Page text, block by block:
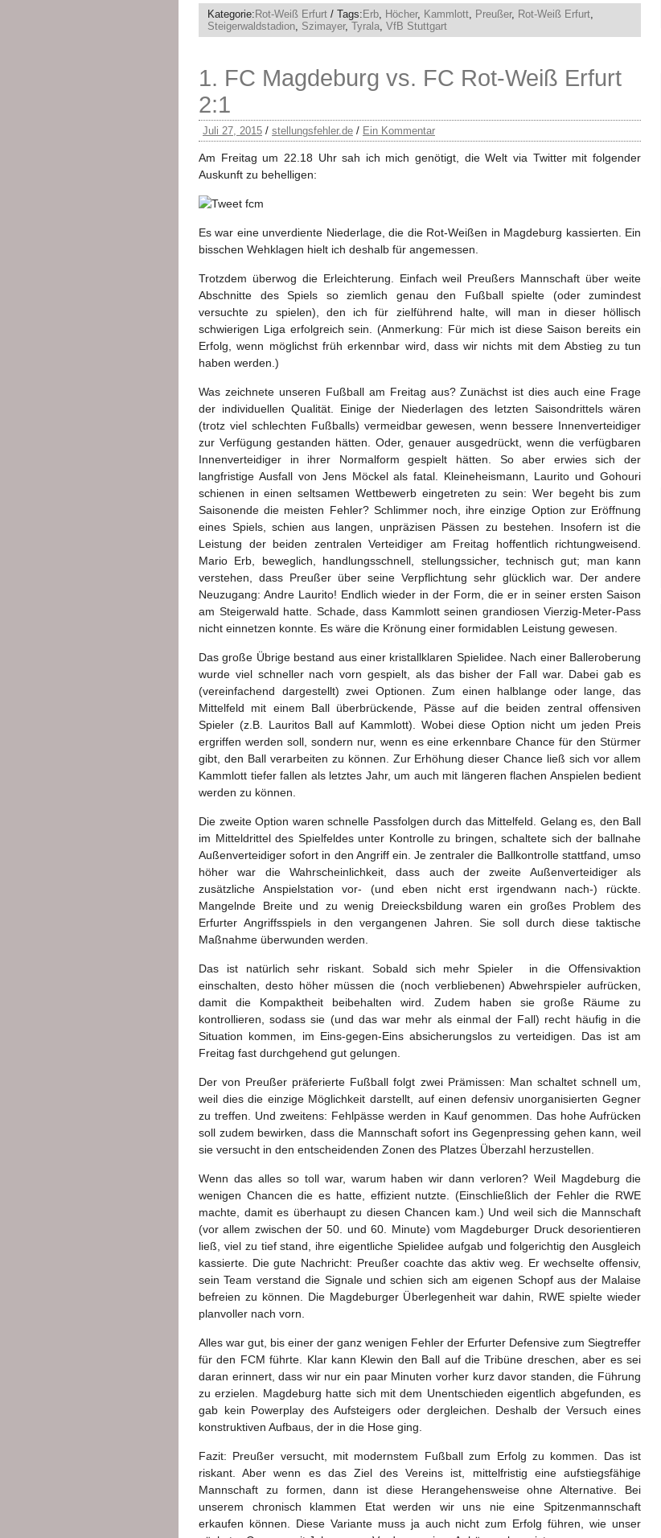
Kategorie: Rot-Weiß Erfurt / Tags: Erb, Höcher, Kammlott, Preußer, Rot-Weiß Erfurt,
Steigerwaldstadion, Szimayer, Tyrala, VfB Stuttgart
1. FC Magdeburg vs. FC Rot-Weiß Erfurt
2:1
Juli 27, 2015 / stellungsfehler.de / Ein Kommentar
Am Freitag um 22.18 Uhr sah ich mich genötigt, die Welt via Twitter mit folgender
Auskunft zu behelligen:
Es war eine unverdiente Niederlage, die die Rot-Weißen in Magdeburg kassierten. Ein
bisschen Wehklagen hielt ich deshalb für angemessen.
Trotzdem überwog die Erleichterung. Einfach weil Preußers Mannschaft über weite
Abschnitte des Spiels so ziemlich genau den Fußball spielte (oder zumindest
versuchte zu spielen), den ich für zielführend halte, will man in dieser höllisch
schwierigen Liga erfolgreich sein. (Anmerkung: Für mich ist diese Saison bereits ein
Erfolg, wenn möglichst früh erkennbar wird, dass wir nichts mit dem Abstieg zu tun
haben werden.)
Was zeichnete unseren Fußball am Freitag aus? Zunächst ist dies auch eine Frage
der individuellen Qualität. Einige der Niederlagen des letzten Saisondrittels wären
(trotz viel schlechten Fußballs) vermeidbar gewesen, wenn bessere Innenverteidiger
zur Verfügung gestanden hätten. Oder, genauer ausgedrückt, wenn die verfügbaren
Innenverteidiger in ihrer Normalform gespielt hätten. So aber erwies sich der
langfristige Ausfall von Jens Möckel als fatal. Kleineheismann, Laurito und Gohouri
schienen in einen seltsamen Wettbewerb eingetreten zu sein: Wer begeht bis zum
Saisonende die meisten Fehler? Schlimmer noch, ihre einzige Option zur Eröffnung
eines Spiels, schien aus langen, unpräzisen Pässen zu bestehen. Insofern ist die
Leistung der beiden zentralen Verteidiger am Freitag hoffentlich richtungweisend.
Mario Erb, beweglich, handlungsschnell, stellungssicher, technisch gut; man kann
verstehen, dass Preußer über seine Verpflichtung sehr glücklich war. Der andere
Neuzugang: Andre Laurito! Endlich wieder in der Form, die er in seiner ersten Saison
am Steigerwald hatte. Schade, dass Kammlott seinen grandiosen Vierzig-Meter-Pass
nicht einnetzen konnte. Es wäre die Krönung einer formidablen Leistung gewesen.
Das große Übrige bestand aus einer kristallklaren Spielidee. Nach einer Balleroberung
wurde viel schneller nach vorn gespielt, als das bisher der Fall war. Dabei gab es
(vereinfachend dargestellt) zwei Optionen. Zum einen halblange oder lange, das
Mittelfeld mit einem Ball überbrückende, Pässe auf die beiden zentral offensiven
Spieler (z.B. Lauritos Ball auf Kammlott). Wobei diese Option nicht um jeden Preis
ergriffen werden soll, sondern nur, wenn es eine erkennbare Chance für den Stürmer
gibt, den Ball verarbeiten zu können. Zur Erhöhung dieser Chance ließ sich vor allem
Kammlott tiefer fallen als letztes Jahr, um auch mit längeren flachen Anspielen bedient
werden zu können.
Die zweite Option waren schnelle Passfolgen durch das Mittelfeld. Gelang es, den Ball
im Mitteldrittel des Spielfeldes unter Kontrolle zu bringen, schaltete sich der ballnahe
Außenverteidiger sofort in den Angriff ein. Je zentraler die Ballkontrolle stattfand, umso
höher war die Wahrscheinlichkeit, dass auch der zweite Außenverteidiger als
zusätzliche Anspielstation vor- (und eben nicht erst irgendwann nach-) rückte.
Mangelnde Breite und zu wenig Dreiecksbildung waren ein großes Problem des
Erfurter Angriffsspiels in den vergangenen Jahren. Sie soll durch diese taktische
Maßnahme überwunden werden.
Das ist natürlich sehr riskant. Sobald sich mehr Spieler in die Offensivaktion
einschalten, desto höher müssen die (noch verbliebenen) Abwehrspieler aufrücken,
damit die Kompaktheit beibehalten wird. Zudem haben sie große Räume zu
kontrollieren, sodass sie (und das war mehr als einmal der Fall) recht häufig in die
Situation kommen, im Eins-gegen-Eins absicherungslos zu verteidigen. Das ist am
Freitag fast durchgehend gut gelungen.
Der von Preußer präferierte Fußball folgt zwei Prämissen: Man schaltet schnell um,
weil dies die einzige Möglichkeit darstellt, auf einen defensiv unorganisierten Gegner
zu treffen. Und zweitens: Fehlpässe werden in Kauf genommen. Das hohe Aufrücken
soll zudem bewirken, dass die Mannschaft sofort ins Gegenpressing gehen kann, weil
sie versucht in den entscheidenden Zonen des Platzes Überzahl herzustellen.
Wenn das alles so toll war, warum haben wir dann verloren? Weil Magdeburg die
wenigen Chancen die es hatte, effizient nutzte. (Einschließlich der Fehler die RWE
machte, damit es überhaupt zu diesen Chancen kam.) Und weil sich die Mannschaft
(vor allem zwischen der 50. und 60. Minute) vom Magdeburger Druck desorientieren
ließ, viel zu tief stand, ihre eigentliche Spielidee aufgab und folgerichtig den Ausgleich
kassierte. Die gute Nachricht: Preußer coachte das aktiv weg. Er wechselte offensiv,
sein Team verstand die Signale und schien sich am eigenen Schopf aus der Malaise
befreien zu können. Die Magdeburger Überlegenheit war dahin, RWE spielte wieder
planvoller nach vorn.
Alles war gut, bis einer der ganz wenigen Fehler der Erfurter Defensive zum Siegtreffer
für den FCM führte. Klar kann Klewin den Ball auf die Tribüne dreschen, aber es sei
daran erinnert, dass wir nur ein paar Minuten vorher kurz davor standen, die Führung
zu erzielen. Magdeburg hatte sich mit dem Unentschieden eigentlich abgefunden, es
gab kein Powerplay des Aufsteigers oder dergleichen. Deshalb der Versuch eines
konstruktiven Aufbaus, der in die Hose ging.
Fazit: Preußer versucht, mit modernstem Fußball zum Erfolg zu kommen. Das ist
riskant. Aber wenn es das Ziel des Vereins ist, mittelfristig eine aufstiegsfähige
Mannschaft zu formen, dann ist diese Herangehensweise ohne Alternative. Bei
unserem chronisch klammen Etat werden wir uns nie eine Spitzenmannschaft
erkaufen können. Diese Variante muss ja auch nicht zum Erfolg führen, wie unser